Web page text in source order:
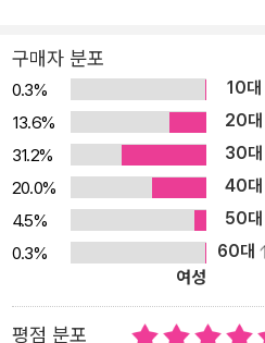
어 가족이란 어떤 의미인지를 돌아보
석과도 같은 작품이다. 왜 나이가 들면 아프고 결국 약에 의지해 살아
가다 떠나는 걸까… 번잡한 도시에서
부와 그 가족, 이웃이 함께 그려나가
가의 신작 『마당 씨의 식탁』은 계절
연과 더불어 생활하는 한 가족의 자
꾸어보았을 자연친화적 삶이 담겨
부양하는 데 대한 삶의 애환이 그려
모습과 함께 무엇보다 한국적이면서
족 문화를 담담하게 표현하고 있다.
구매자 분포
0.3% 10대
13.6%
20대
31.2%
30대
20.0%
40대
4.5%
50대
0.3%
60대
여성
평점 분포